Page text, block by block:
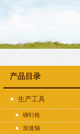
产品目录
生产工具
铆钉枪
加速轴